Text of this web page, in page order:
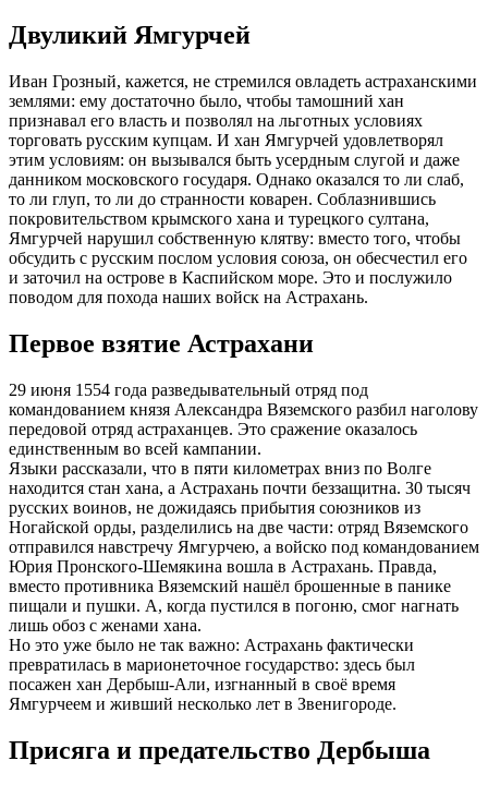
Двуликий Ямгурчей
Иван Грозный, кажется, не стремился овладеть астраханскими
землями: ему достаточно было, чтобы тамошний хан
признавал его власть и позволял на льготных условиях
торговать русским купцам. И хан Ямгурчей удовлетворял
этим условиям: он вызывался быть усердным слугой и даже
данником московского государя. Однако оказался то ли слаб,
то ли глуп, то ли до странности коварен. Соблазнившись
покровительством крымского хана и турецкого султана,
Ямгурчей нарушил собственную клятву: вместо того, чтобы
обсудить с русским послом условия союза, он обесчестил его
и заточил на острове в Каспийском море. Это и послужило
поводом для похода наших войск на Астрахань.
Первое взятие Астрахани
29 июня 1554 года разведывательный отряд под
командованием князя Александра Вяземского разбил наголову
передовой отряд астраханцев. Это сражение оказалось
единственным во всей кампании.
Языки рассказали, что в пяти километрах вниз по Волге
находится стан хана, а Астрахань почти беззащитна. 30 тысяч
русских воинов, не дожидаясь прибытия союзников из
Ногайской орды, разделились на две части: отряд Вяземского
отправился навстречу Ямгурчею, а войско под командованием
Юрия Пронского-Шемякина вошла в Астрахань. Правда,
вместо противника Вяземский нашёл брошенные в панике
пищали и пушки. А, когда пустился в погоню, смог нагнать
лишь обоз с женами хана.
Но это уже было не так важно: Астрахань фактически
превратилась в марионеточное государство: здесь был
посажен хан Дербыш-Али, изгнанный в своё время
Ямгурчеем и живший несколько лет в Звенигороде.
Присяга и предательство Дербыша